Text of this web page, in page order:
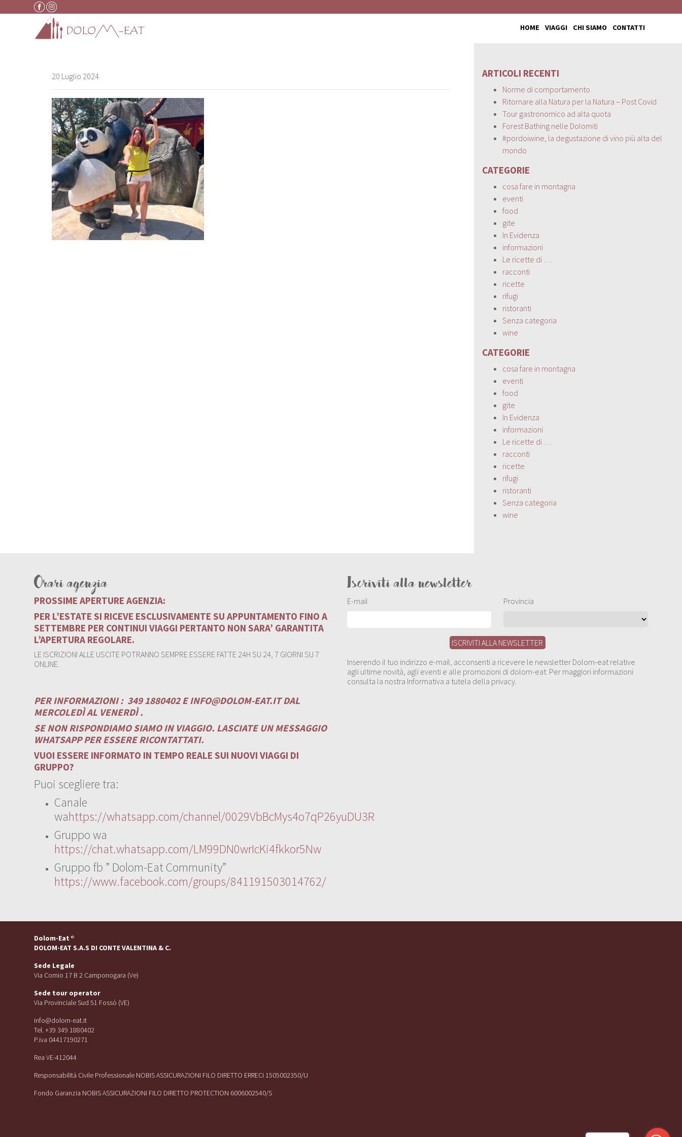
Vai al contenuto
HOME VIAGGI CHI SIAMO CONTATTI
20 Luglio 2024 ARTICOLI RECENTI
Norme di comportamento
Ritornare alla Natura per la Natura – Post Covid
Tour gastronomico ad alta quota
Forest Bathing nelle Dolomiti
#pordoiwine, la degustazione di vino più alta del
mondo
CATEGORIE
cosa fare in montagna
eventi
food
gite
In Evidenza
informazioni
Le ricette di …
racconti
ricette
rifugi
ristoranti
Senza categoria
wine
CATEGORIE
cosa fare in montagna
eventi
food
gite
In Evidenza
informazioni
Le ricette di …
racconti
ricette
rifugi
ristoranti
Senza categoria
wine
Orari agenzia
PROSSIME APERTURE AGENZIA:
PER L’ESTATE SI RICEVE ESCLUSIVAMENTE SU APPUNTAMENTO FINO A
SETTEMBRE PER CONTINUI VIAGGI PERTANTO NON SARA’ GARANTITA
L’APERTURA REGOLARE.
LE ISCRIZIONI ALLE USCITE POTRANNO SEMPRE ESSERE FATTE 24H SU 24, 7 GIORNI SU 7
ONLINE.
PER INFORMAZIONI : 349 1880402 EINFO@DOLOM-EAT.ITDAL
MERCOLEDÌ AL VENERDÌ .
SE NON RISPONDIAMO SIAMO IN VIAGGIO. LASCIATE UN MESSAGGIO
WHATSAPP PER ESSERE RICONTATTATI.
VUOI ESSERE INFORMATO IN TEMPO REALE SUI NUOVI VIAGGI DI
GRUPPO?
Puoi scegliere tra:
Canale
wahttps://whatsapp.com/channel/0029VbBcMys4o7qP26yuDU3R
Gruppo wa
https://chat.whatsapp.com/LM99DN0wrIcKi4fkkor5Nw
Gruppo fb ” Dolom-Eat Community”
https://www.facebook.com/groups/841191503014762/
Iscriviti alla newsletter
E-mail Provincia
Inserendo il tuo indirizzo e-mail, acconsenti a ricevere le newsletter Dolom-eat relative
agli ultime novità, agli eventi e alle promozioni di dolom-eat. Per maggiori informazioni
consulta la nostra Informativa a tutela della privacy.
Dolom-Eat ®
DOLOM-EAT S.A.S DI CONTE VALENTINA & C.
Sede Legale
Via Cornio 17 B 2 Camponogara (Ve)
Sede tour operator
Via Provinciale Sud 51 Fossó (VE)
info@dolom-eat.it
Tel. +39 349 1880402
P.iva 04417190271
Rea VE-412044
Responsabilità Civile Professionale NOBIS ASSICURAZIONI FILO DIRETTO ERRECI 1505002350/U
Fondo Garanzia NOBIS ASSICURAZIONI FILO DIRETTO PROTECTION 6006002540/S